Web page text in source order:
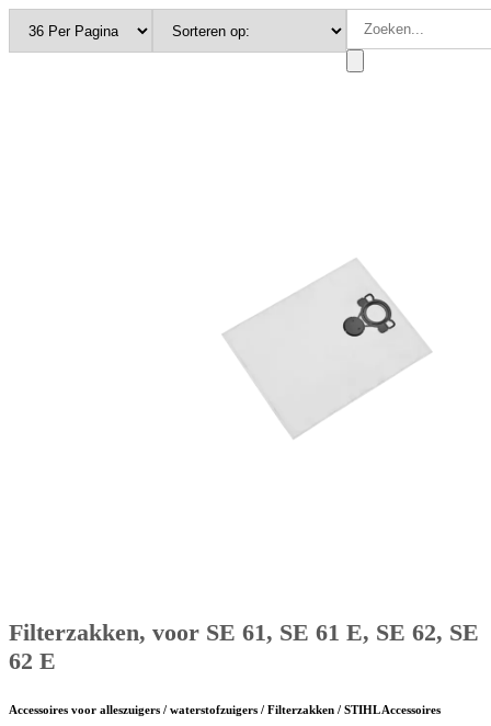
Filterzakken, voor SE 61, SE 61 E, SE 62, SE
62 E
Accessoires voor alleszuigers / waterstofzuigers / Filterzakken / STIHL Accessoires